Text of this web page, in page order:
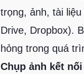
trọng, ảnh, tài
Drive, Dropbox).
hỏng trong quá
Chụp ảnh kết